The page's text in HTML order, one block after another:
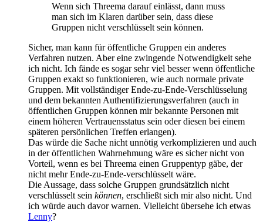
Wenn sich Threema darauf einlässt, dann muss
man sich im Klaren darüber sein, dass diese
Gruppen nicht verschlüsselt sein können.
Sicher, man kann für öffentliche Gruppen ein anderes
Verfahren nutzen. Aber eine zwingende Notwendigkeit sehe
ich nicht. Ich fände es sogar sehr viel besser wenn öffentliche
Gruppen exakt so funktionieren, wie auch normale private
Gruppen. Mit vollständiger Ende-zu-Ende-Verschlüsselung
und dem bekannten Authentifizierungsverfahren (auch in
öffentlichen Gruppen können mir bekannte Personen mit
einem höheren Vertrauensstatus sein oder diesen bei einem
späteren persönlichen Treffen erlangen).
Das würde die Sache nicht unnötig verkomplizieren und auch
in der öffentlichen Wahrnehmung wäre es sicher nicht von
Vorteil, wenn es bei Threema einen Gruppentyp gäbe, der
nicht mehr Ende-zu-Ende-verschlüsselt wäre.
Die Aussage, dass solche Gruppen grundsätzlich nicht
verschlüsselt sein können, erschließt sich mir also nicht. Und
ich würde auch davor warnen. Vielleicht übersehe ich etwas
Lenny?